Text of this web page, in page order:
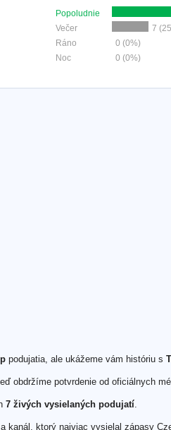
Popoludnie
Večer
7
Ráno
0 (0%)
Noc
0 (0%)
podujatia, ale ukážeme vám históriu s
obdržíme potvrdenie od oficiálnych
7 živých vysielaných podujatí.
kanál, ktorý najviac vysielal zápasy